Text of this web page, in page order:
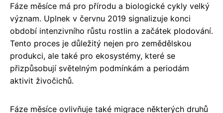
Fáze měsíce má pro přírodu a biologické cykly velký
význam. Uplnek v červnu 2019 signalizuje konci
období intenzivního růstu rostlin a začátek plodování.
Tento proces je důležitý nejen pro zemědělskou
produkci, ale také pro ekosystémy, které se
přizpůsobují světelným podmínkám a periodám
aktivit živočichů.
Fáze měsíce ovlivňuje také migrace některých druhů